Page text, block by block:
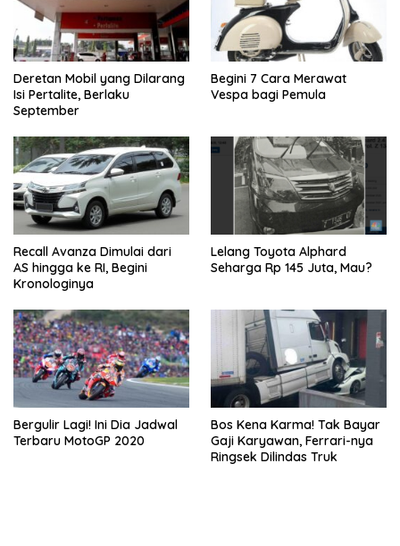
Deretan Mobil yang Dilarang
Isi Pertalite, Berlaku
September
Begini 7 Cara Merawat
Vespa bagi Pemula
Recall Avanza Dimulai dari
AS hingga ke RI, Begini
Kronologinya
Lelang Toyota Alphard
Seharga Rp 145 Juta, Mau?
Bergulir Lagi! Ini Dia Jadwal
Terbaru MotoGP 2020
Bos Kena Karma! Tak Bayar
Gaji Karyawan, Ferrari-nya
Ringsek Dilindas Truk